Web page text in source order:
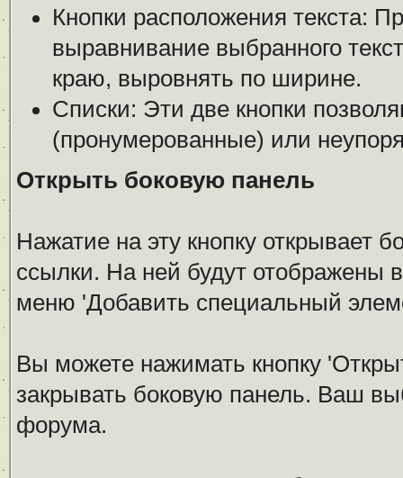
Кнопки расположения текста:
выравнивание выбранного
краю, выровнять по ширине.
Списки: Эти две кнопки
(пронумерованные) или
Открыть боковую панель
Нажатие на эту кнопку открывает
ссылки. На ней будут отображены
меню 'Добавить специальный
Вы можете нажимать кнопку
закрывать боковую панель. Ваш
форума.